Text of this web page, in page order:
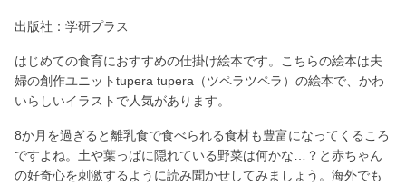
出版社：学研プラス
はじめての食育におすすめの仕掛け絵本です。こちらの絵本は夫
婦の創作ユニットtupera tupera（ツペラツペラ）の絵本で、かわ
いらしいイラストで人気があります。
8か月を過ぎると離乳食で食べられる食材も豊富になってくるころ
ですよね。土や葉っぱに隠れている野菜は何かな…？と赤ちゃん
の好奇心を刺激するように読み聞かせしてみましょう。海外でも